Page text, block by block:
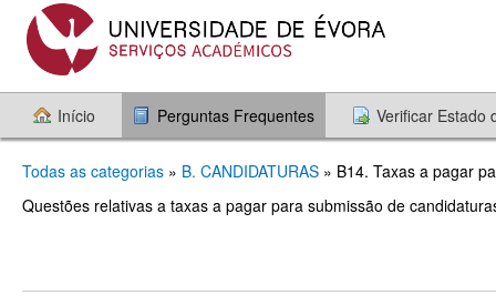
Início Perguntas Frequentes Verificar Estado
Todas as categorias » B. CANDIDATURAS » B14. Taxas a pagar
Questões relativas a taxas a pagar para submissão de